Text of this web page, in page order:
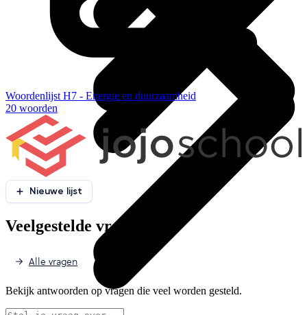
Woordenlijst H7 - Energie en duurzaamheid
20 woorden
Nieuwe lijst
Veelgestelde vragen
Alle vragen
Bekijk antwoorden op vragen die veel worden gesteld.